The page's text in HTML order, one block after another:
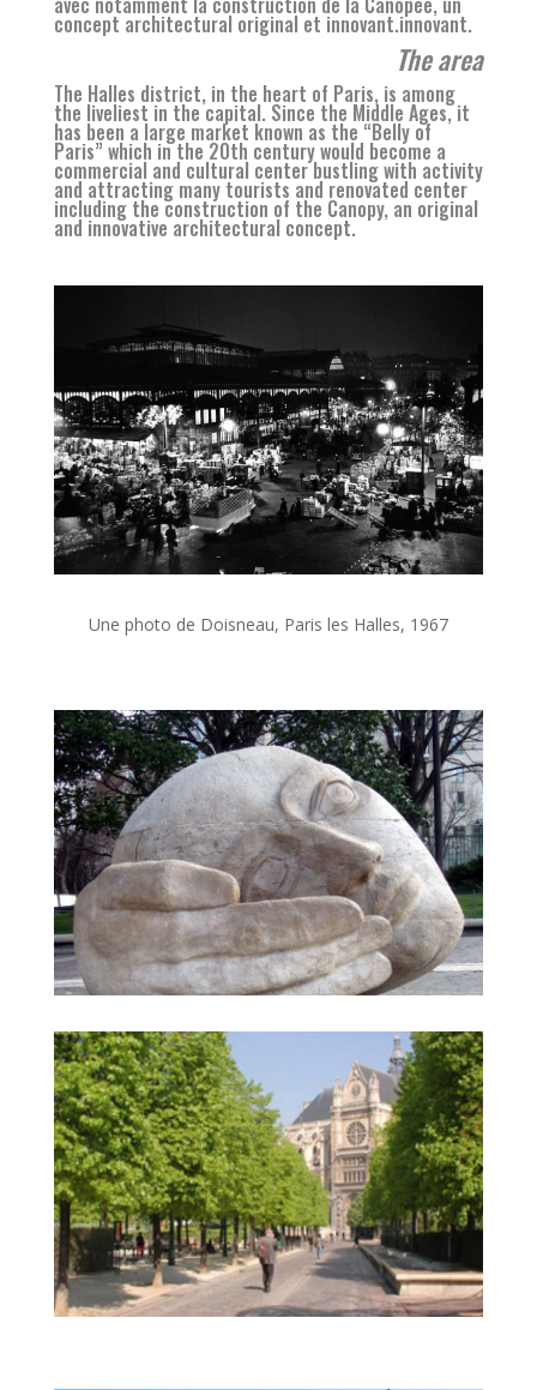
concept architectural original et innovant.innovant.
The area
The Halles district, in the heart of Paris, is among
the liveliest in the capital. Since the Middle Ages, it
has been a large market known as the “Belly of
Paris” which in the 20th century would become a
commercial and cultural center bustling with activity
and attracting many tourists and renovated center
including the construction of the Canopy, an original
and innovative architectural concept.
Une photo de Doisneau, Paris les Halles, 1967